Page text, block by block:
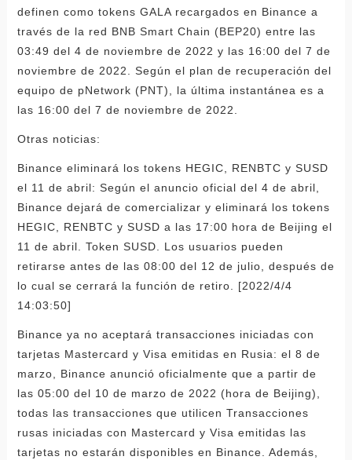
definen como tokens GALA recargados en Binance a
través de la red BNB Smart Chain (BEP20) entre las
03:49 del 4 de noviembre de 2022 y las 16:00 del 7 de
noviembre de 2022. Según el plan de recuperación del
equipo de pNetwork (PNT), la última instantánea es a
las 16:00 del 7 de noviembre de 2022.
Otras noticias:
Binance eliminará los tokens HEGIC, RENBTC y SUSD
el 11 de abril: Según el anuncio oficial del 4 de abril,
Binance dejará de comercializar y eliminará los tokens
HEGIC, RENBTC y SUSD a las 17:00 hora de Beijing el
11 de abril. Token SUSD. Los usuarios pueden
retirarse antes de las 08:00 del 12 de julio, después de
lo cual se cerrará la función de retiro. [2022/4/4
14:03:50]
Binance ya no aceptará transacciones iniciadas con
tarjetas Mastercard y Visa emitidas en Rusia: el 8 de
marzo, Binance anunció oficialmente que a partir de
las 05:00 del 10 de marzo de 2022 (hora de Beijing),
todas las transacciones que utilicen Transacciones
rusas iniciadas con Mastercard y Visa emitidas las
tarjetas no estarán disponibles en Binance. Además,